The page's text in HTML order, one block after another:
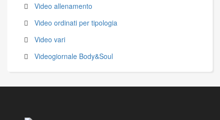
Video allenamento
Video ordinati per tipologia
Video vari
Videogiornale Body&Soul